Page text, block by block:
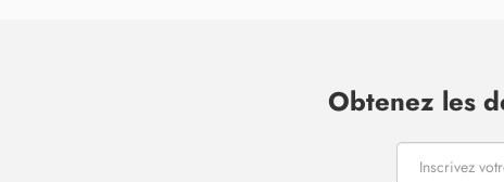
Obtenez les